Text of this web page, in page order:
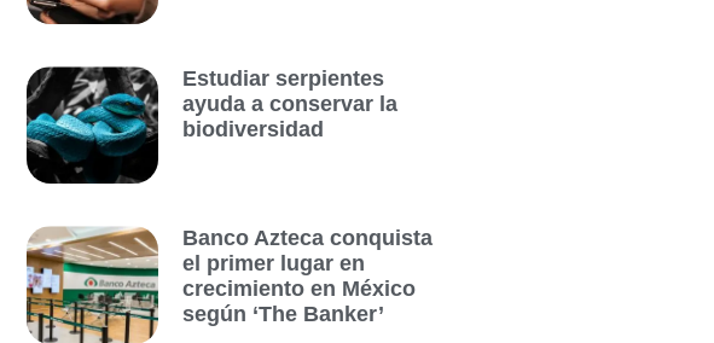
Estudiar serpientes
ayuda a conservar la
biodiversidad
Banco Azteca conquista
el primer lugar en
crecimiento en México
según ‘The Banker’